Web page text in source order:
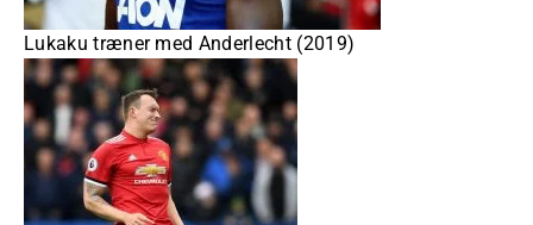
Lukaku træner med Anderlecht (2019)